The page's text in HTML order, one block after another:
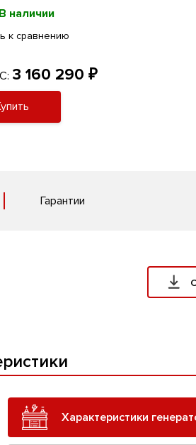
В наличии
к сравнению
3 160 290 ₽
Гарантии
Характеристики